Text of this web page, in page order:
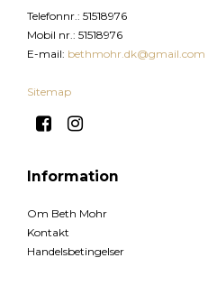
Telefonnr.: 51518976
Mobil nr.: 51518976
E-mail: bethmohr.dk@gmail.com
Sitemap
Information
Om Beth Mohr
Kontakt
Handelsbetingelser